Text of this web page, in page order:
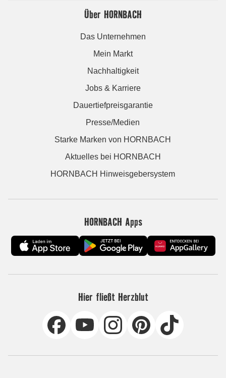
Über HORNBACH
Das Unternehmen
Mein Markt
Nachhaltigkeit
Jobs & Karriere
Dauertiefpreisgarantie
Presse/Medien
Starke Marken von HORNBACH
Aktuelles bei HORNBACH
HORNBACH Hinweisgebersystem
HORNBACH Apps
Hier fließt Herzblut